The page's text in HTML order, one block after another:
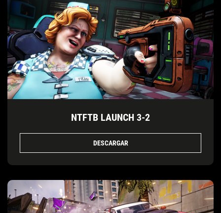
NTFTB LAUNCH 3-2
DESCARGAR